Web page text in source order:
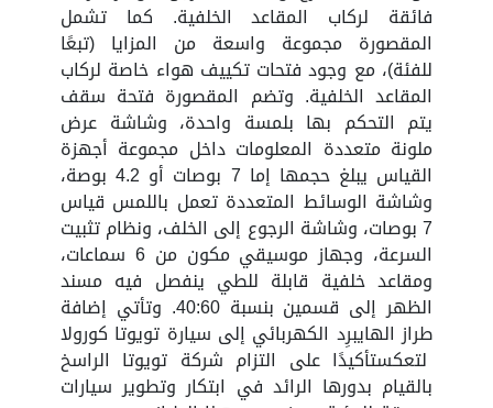
فائقة لركاب المقاعد الخلفية. كما تشمل
المقصورة مجموعة واسعة من المزايا (تبعًا
للفئة)، مع وجود فتحات تكييف هواء خاصة لركاب
المقاعد الخلفية. وتضم المقصورة فتحة سقف
يتم التحكم بها بلمسة واحدة، وشاشة عرض
ملونة متعددة المعلومات داخل مجموعة أجهزة
القياس يبلغ حجمها إما 7 بوصات أو 4.2 بوصة،
وشاشة الوسائط المتعددة تعمل باللمس قياس
7 بوصات، وشاشة الرجوع إلى الخلف، ونظام تثبيت
السرعة، وجهاز موسيقي مكون من 6 سماعات،
ومقاعد خلفية قابلة للطي ينفصل فيه مسند
الظهر إلى قسمين بنسبة 40:60. وتأتي إضافة
طراز الهايبرِد الكهربائي إلى سيارة تويوتا كورولا
لتعكستأكيدًا على التزام شركة تويوتا الراسخ
بالقيام بدورها الرائد في ابتكار وتطوير سيارات